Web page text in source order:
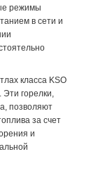
режимы
в сети и
класса KSO
горелки,
позволяют
за счет
и